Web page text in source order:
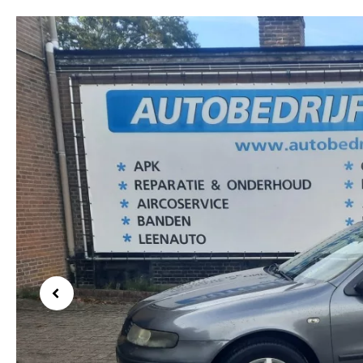
Previous